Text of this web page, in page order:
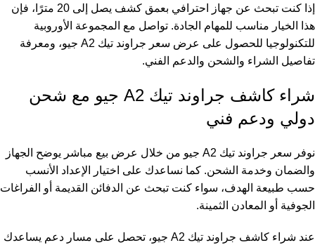
إذا كنت تبحث عن جهاز احترافي بعمق كشف يصل إلى 20 مترًا، فإن
هذا الخيار مناسب للمهام الجادة. تواصل مع المجموعة الأوروبية
للتكنولوجيا للحصول على عرض سعر جراوند تيك A2 جيو، ومعرفة
تفاصيل الشراء والشحن والدعم الفني.
شراء كاشف جراوند تيك A2 جيو مع شحن
دولي ودعم فني
نوفر سعر جراوند تيك A2 جيو من خلال عرض بيع مباشر يوضح الجهاز
والضمان وخدمة الشحن. كما نساعدك على اختيار الإعداد الأنسب
حسب طبيعة الهدف، سواء كنت تبحث عن الدفائن القديمة أو الفراغات
الجوفية أو المعادن الثمينة.
عند شراء كاشف جراوند تيك A2 جيو، تحصل على مسار دعم يساعدك